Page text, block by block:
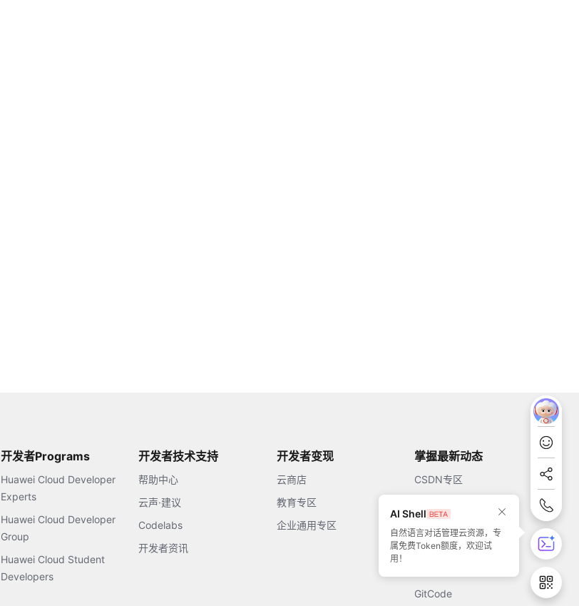
AI Shell
自然语言对话管理云资源，专
属免费Token额度，欢迎试
用！
开发者Programs
Huawei Cloud Developer
Experts
Huawei Cloud Developer
Group
Huawei Cloud Student
Developers
开发者技术支持
帮助中心
云声·建议
Codelabs
开发者资讯
开发者变现
云商店
教育专区
企业通用专区
掌握最新动态
CSDN专区
51CTO
GitCode